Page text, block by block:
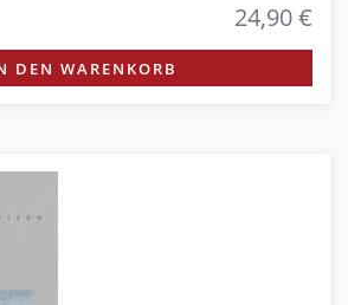
24,90 €
DEN WARENKORB